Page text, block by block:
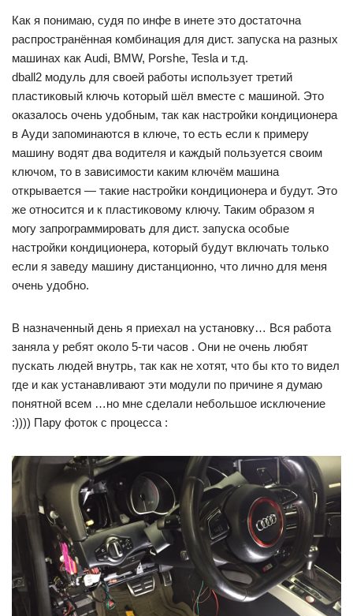
Как я понимаю, судя по инфе в инете это достаточна
распространённая комбинация для дист. запуска на разных
машинах как Audi, BMW, Porshe, Tesla и т.д.
dball2 модуль для своей работы использует третий
пластиковый ключь который шёл вместе с машиной. Это
оказалось очень удобным, так как настройки кондиционера
в Ауди запоминаются в ключе, то есть если к примеру
машину водят два водителя и каждый пользуется своим
ключом, то в зависимости каким ключём машина
открывается — такие настройки кондиционера и будут. Это
же относится и к пластиковому ключу. Таким образом я
могу запрограммировать для дист. запуска особые
настройки кондиционера, который будут включать только
если я заведу машину дистанционно, что лично для меня
очень удобно.
В назначенный день я приехал на установку… Вся работа
заняла у ребят около 5-ти часов . Они не очень любят
пускать людей внутрь, так как не хотят, что бы кто то видел
где и как устанавливают эти модули по причине я думаю
понятной всем …но мне сделали небольшое исключение
:)))) Пару фоток с процесса :